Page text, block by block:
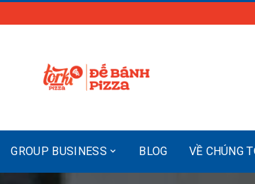
GROUP BUSINESS BLOG VỀ CHÚNG